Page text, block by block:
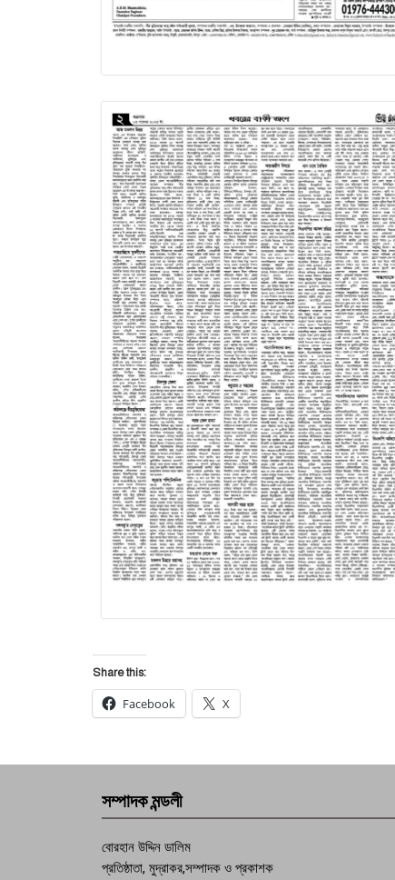
Share this:
Facebook X
সম্পাদক মন্ডলী
বোরহান উদ্দিন ডালিম
প্রতিষ্ঠাতা, মুদ্রাকর,সম্পাদক ও প্রকাশক